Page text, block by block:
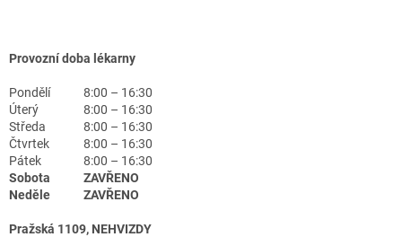
Provozní doba lékarny
Pondělí
8:00 – 16:30
Úterý
8:00 – 16:30
Středa
8:00 – 16:30
Čtvrtek
8:00 – 16:30
Pátek
8:00 – 16:30
Sobota
ZAVŘENO
Neděle
ZAVŘENO
Pražská 1109, NEHVIZDY